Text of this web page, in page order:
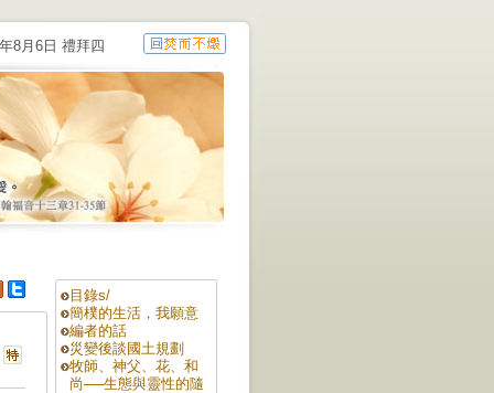
8月6日 禮拜四
目錄s/
簡樸的生活，我願意
編者的話
災變後談國土規劃
牧師、神父、花、和
尚──生態與靈性的隨